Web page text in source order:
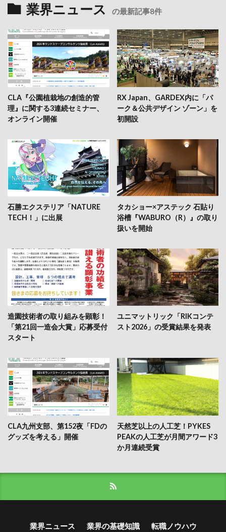
業界ニュース の最新記事8件
CLA『公園植栽地の創造的管
理』に関する3連続セミナー、
オンライン開催
RX Japan、GARDEX内に「パ
ーク＆公共デザイン ゾーン」を
初開設
石勝エクステリア「NATURE
TECH！」に出展
タカショー×アステック 石貼り
浴槽『WABURO（R）』の取り
扱いを開始
造園技術者の取り組みを顕彰！
「第21回一造会大賞」応募受付
スタート
ユニマットリック「RIKコンテ
スト2026」の受賞結果を発表
CLA九州支部、第152夜「FDの
グッズを考える」開催
天然芝以上の人工芝！PYKES
PEAKの人工芝が月間アワード3
か月連続受賞
業界ニュース 業界の基礎知識 転職ノウハウ